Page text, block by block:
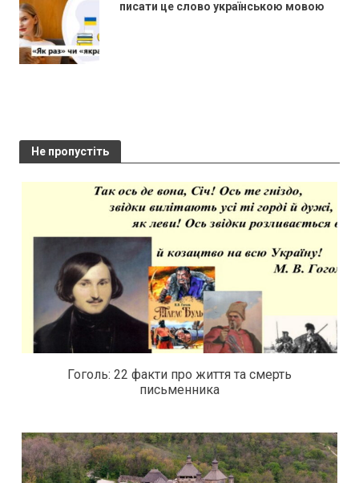
писати це слово українською мовою
Не пропустіть
Гоголь: 22 факти про життя та смерть
письменника